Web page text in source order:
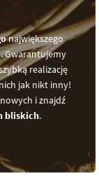
największego
Gwarantujemy
realizację
jak nikt inny!
i znajdź
bliskich.